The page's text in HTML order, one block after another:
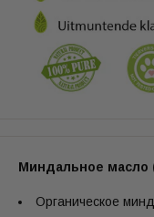
Миндальное масло
Органическое